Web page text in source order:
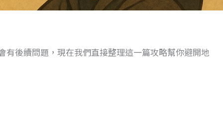
後續問題，現在我們直接整理這一篇攻略幫你避開地